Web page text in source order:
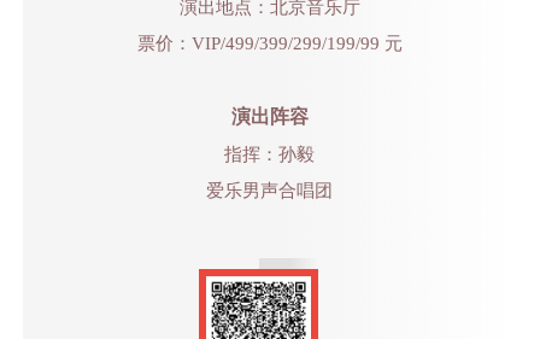
演出地点：北京音乐厅
票价：VIP/499/399/299/199/99 元
演出阵容
指挥：孙毅
爱乐男声合唱团